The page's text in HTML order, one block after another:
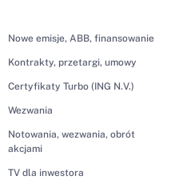
Nowe emisje, ABB, finansowanie
Kontrakty, przetargi, umowy
Certyfikaty Turbo (ING N.V.)
Wezwania
Notowania, wezwania, obrót
akcjami
TV dla inwestora